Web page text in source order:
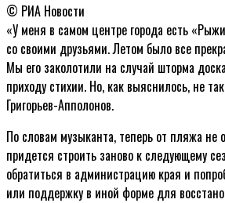
© РИА Новости
«У меня в самом центре города есть
со своими друзьями. Летом было все
Мы его заколотили на случай шторма
приходу стихии. Но, как выяснилось, не
Григорьев-Апполонов.
По словам музыканта, теперь от пляжа не
придется строить заново к следующему
обратиться в администрацию края и
или поддержку в иной форме для